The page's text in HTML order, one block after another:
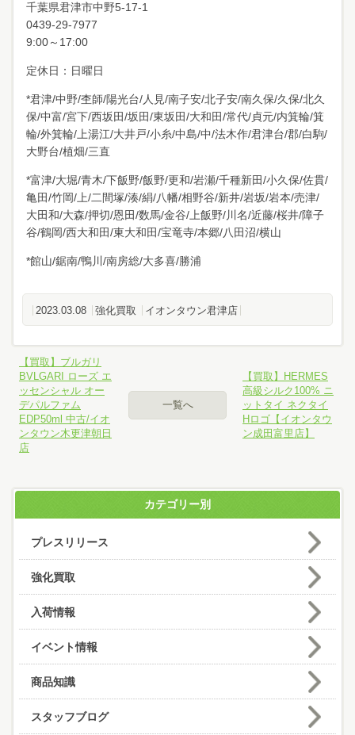
千葉県君津市中野5-17-1
0439-29-7977
9:00～17:00
定休日：日曜日
*君津/中野/杢師/陽光台/人見/南子安/北子安/南久保/久保/北久
保/中富/宮下/西坂田/坂田/東坂田/大和田/常代/貞元/内箕輪/箕
輪/外箕輪/上湯江/大井戸/小糸/中島/中/法木作/君津台/郡/白駒/
大野台/植畑/三直
*富津/大堀/青木/下飯野/飯野/更和/岩瀬/千種新田/小久保/佐貫/
亀田/竹岡/上/二間塚/湊/絹/八幡/相野谷/新井/岩坂/岩本/売津/
大田和/大森/押切/恩田/数馬/金谷/上飯野/川名/近藤/桜井/障子
谷/鶴岡/西大和田/東大和田/宝竜寺/本郷/八田沼/横山
*館山/鋸南/鴨川/南房総/大多喜/勝浦
2023.03.08 強化買取 イオンタウン君津店
【買取】ブルガリ
BVLGARI ローズ エ
ッセンシャル オー
デパルファム
EDP50ml 中古/イオ
ンタウン木更津朝日
店
一覧へ
【買取】HERMES
高級シルク100% ニ
ットタイ ネクタイ
Hロゴ【イオンタウ
ン成田富里店】
カテゴリー別
プレスリリース
強化買取
入荷情報
イベント情報
商品知識
スタッフブログ